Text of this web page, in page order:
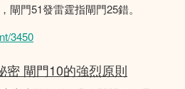
閘門51發雷霆指閘門25錯。
3450
密 閘門10的強烈原則